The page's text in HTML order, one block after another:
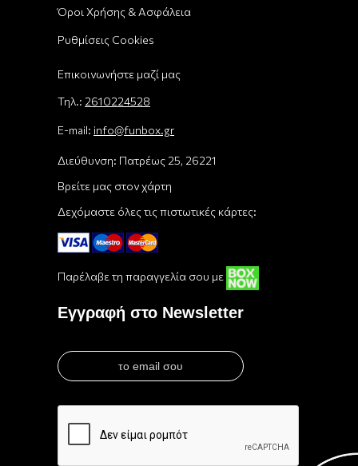
Όροι Χρήσης & Ασφάλεια
Ρυθμίσεις Cookies
Επικοινωνήστε μαζί μας
Τηλ.: 2610224528
E-mail: info@funbox.gr
Διεύθυνση: Πατρέως 25, 26221
Βρείτε μας στον χάρτη
Δεχόμαστε όλες τις πιστωτικές κάρτες:
Παρέλαβε τη παραγγελία σου με
Εγγραφή στο Newsletter